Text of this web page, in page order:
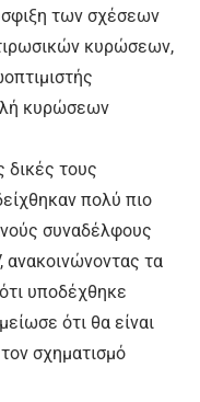
των σχέσεων
κυρώσεων,
κυρώσεων
δικές τους
πολύ πιο
συναδέλφους
ανακοινώνοντας τα
υποδέχθηκε
ότι θα είναι
σχηματισμό